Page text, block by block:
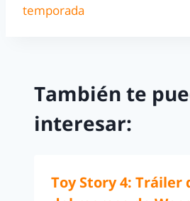
temporada
También te
interesar:
Toy Story 4: